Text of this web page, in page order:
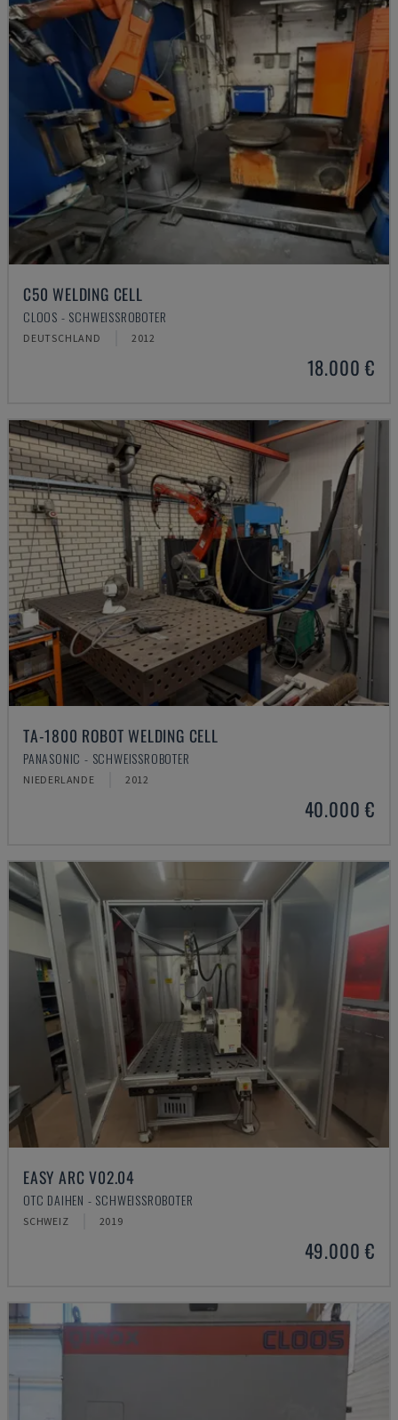
C50 WELDING CELL
CLOOS - SCHWEISSROBOTER
DEUTSCHLAND 2012
18.000 €
TA-1800 ROBOT WELDING CELL
PANASONIC - SCHWEISSROBOTER
NIEDERLANDE 2012
40.000 €
EASY ARC V02.04
OTC DAIHEN - SCHWEISSROBOTER
SCHWEIZ 2019
49.000 €